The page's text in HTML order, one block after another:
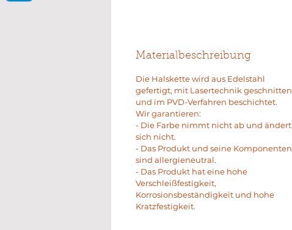
Materialbeschreibung
Die Halskette wird aus Edelstahl
gefertigt, mit Lasertechnik geschnitten
und im PVD-Verfahren beschichtet.
Wir garantieren:
- Die Farbe nimmt nicht ab und ändert
sich nicht.
- Das Produkt und seine Komponenten
sind allergieneutral.
- Das Produkt hat eine hohe
Verschleißfestigkeit,
Korrosionsbeständigkeit und hohe
Kratzfestigkeit.